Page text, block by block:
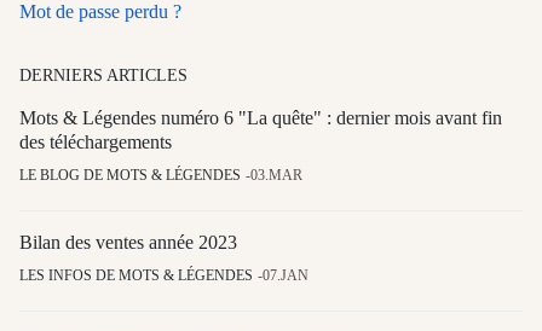
Mot de passe perdu ?
DERNIERS ARTICLES
Mots & Légendes numéro 6 "La quête" : dernier mois avant fin
des téléchargements
LE BLOG DE MOTS & LÉGENDES 03.MAR
Bilan des ventes année 2023
LES INFOS DE MOTS & LÉGENDES 07.JAN